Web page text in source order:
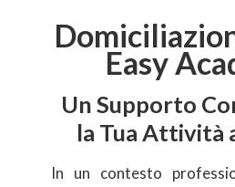
Easy
Un Supporto
la Tua Attività
In un contesto